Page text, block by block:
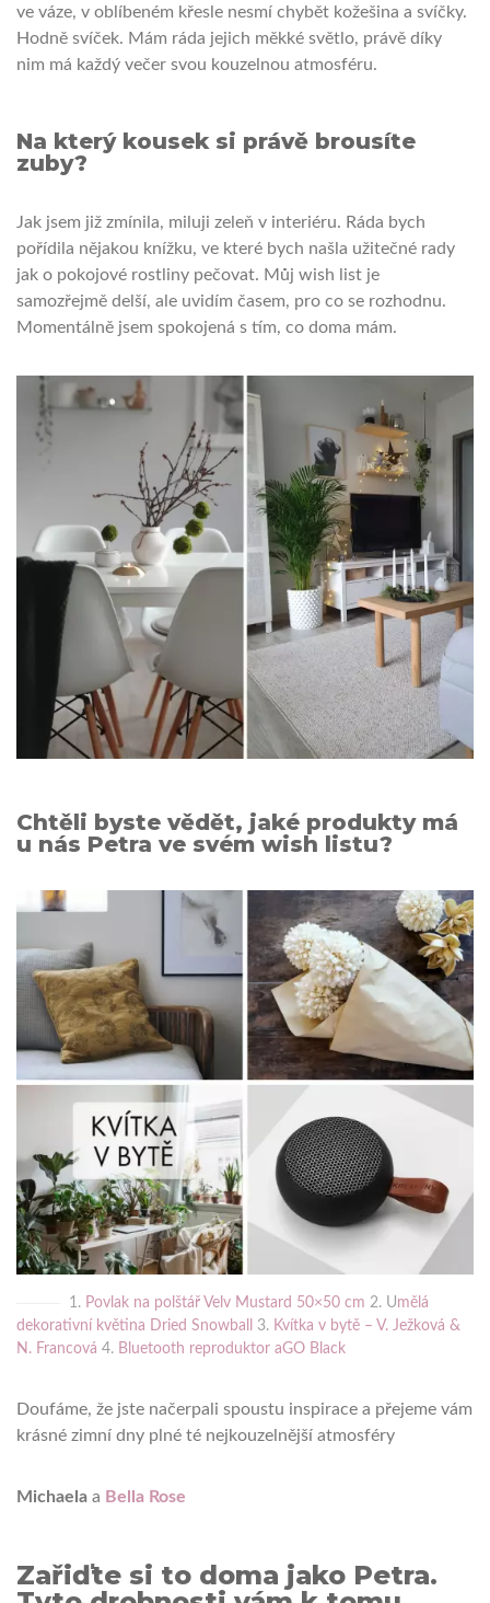
ve váze, v oblíbeném křesle nesmí chybět kožešina a svíčky.
Hodně svíček. Mám ráda jejich měkké světlo, právě díky
nim má každý večer svou kouzelnou atmosféru.
Na který kousek si právě brousíte
zuby?
Jak jsem již zmínila, miluji zeleň v interiéru. Ráda bych
pořídila nějakou knížku, ve které bych našla užitečné rady
jak o pokojové rostliny pečovat. Můj wish list je
samozřejmě delší, ale uvidím časem, pro co se rozhodnu.
Momentálně jsem spokojená s tím, co doma mám.
Chtěli byste vědět, jaké produkty má
u nás Petra ve svém wish listu?
1. Povlak na polštář Velv Mustard 50×50 cm 2. Umělá
dekorativní květina Dried Snowball
3. Kvítka v bytě – V. Ježková &
N. Francová 4. Bluetooth reproduktor aGO Black
Doufáme, že jste načerpali spoustu inspirace a přejeme vám
krásné zimní dny plné té nejkouzelnější atmosféry
Michaela a Bella Rose
Zařiďte si to doma jako Petra.